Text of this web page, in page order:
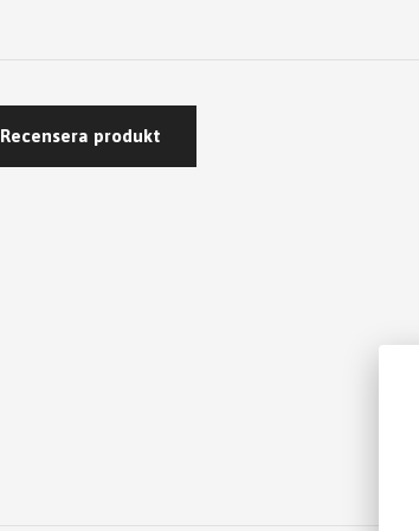
Recensera produkt